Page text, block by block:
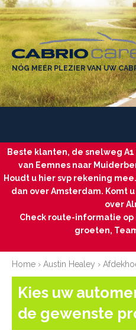
NÓG MEER PLEZIER VAN UW
Beste klanten, de snelweg
van Eemnes naar
Houdt u hier svp rekening
dan over Amsterdam. Komt
over
Check route-informatie
groeten,
Home › Austin Healey ›
Kies uw
de gewenste